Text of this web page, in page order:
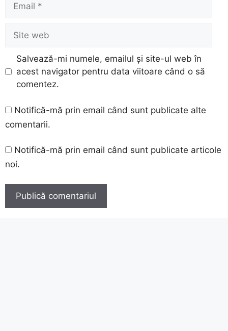
Site
web
Salvează-mi numele, emailul și site-ul web în
acest navigator pentru data viitoare când o să
comentez.
Notifică-mă prin email când sunt publicate alte
comentarii.
Notifică-mă prin email când sunt publicate articole
noi.